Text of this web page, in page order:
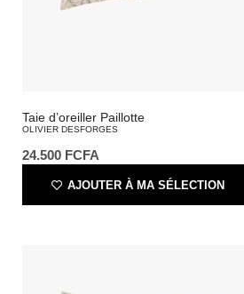
Taie d’oreiller Paillotte
OLIVIER DESFORGES
24.500 FCFA
AJOUTER À MA SÉLECTION